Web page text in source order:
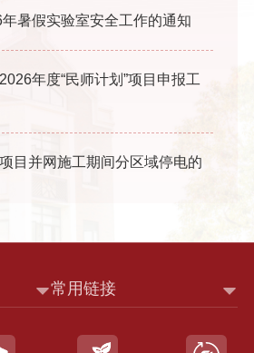
暑假实验室安全工作的通知
年度“民师计划”项目申报工
目并网施工期间分区域停电的
常用链接